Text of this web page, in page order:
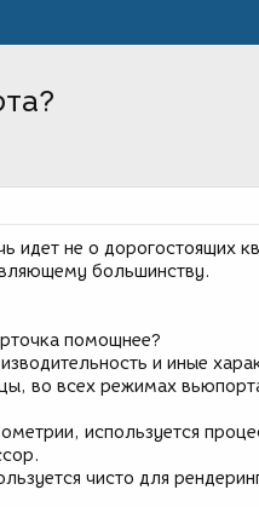
идет не о дорогостоящих
большинству.
помощнее?
и иные
во всех режимах
используется
чисто для